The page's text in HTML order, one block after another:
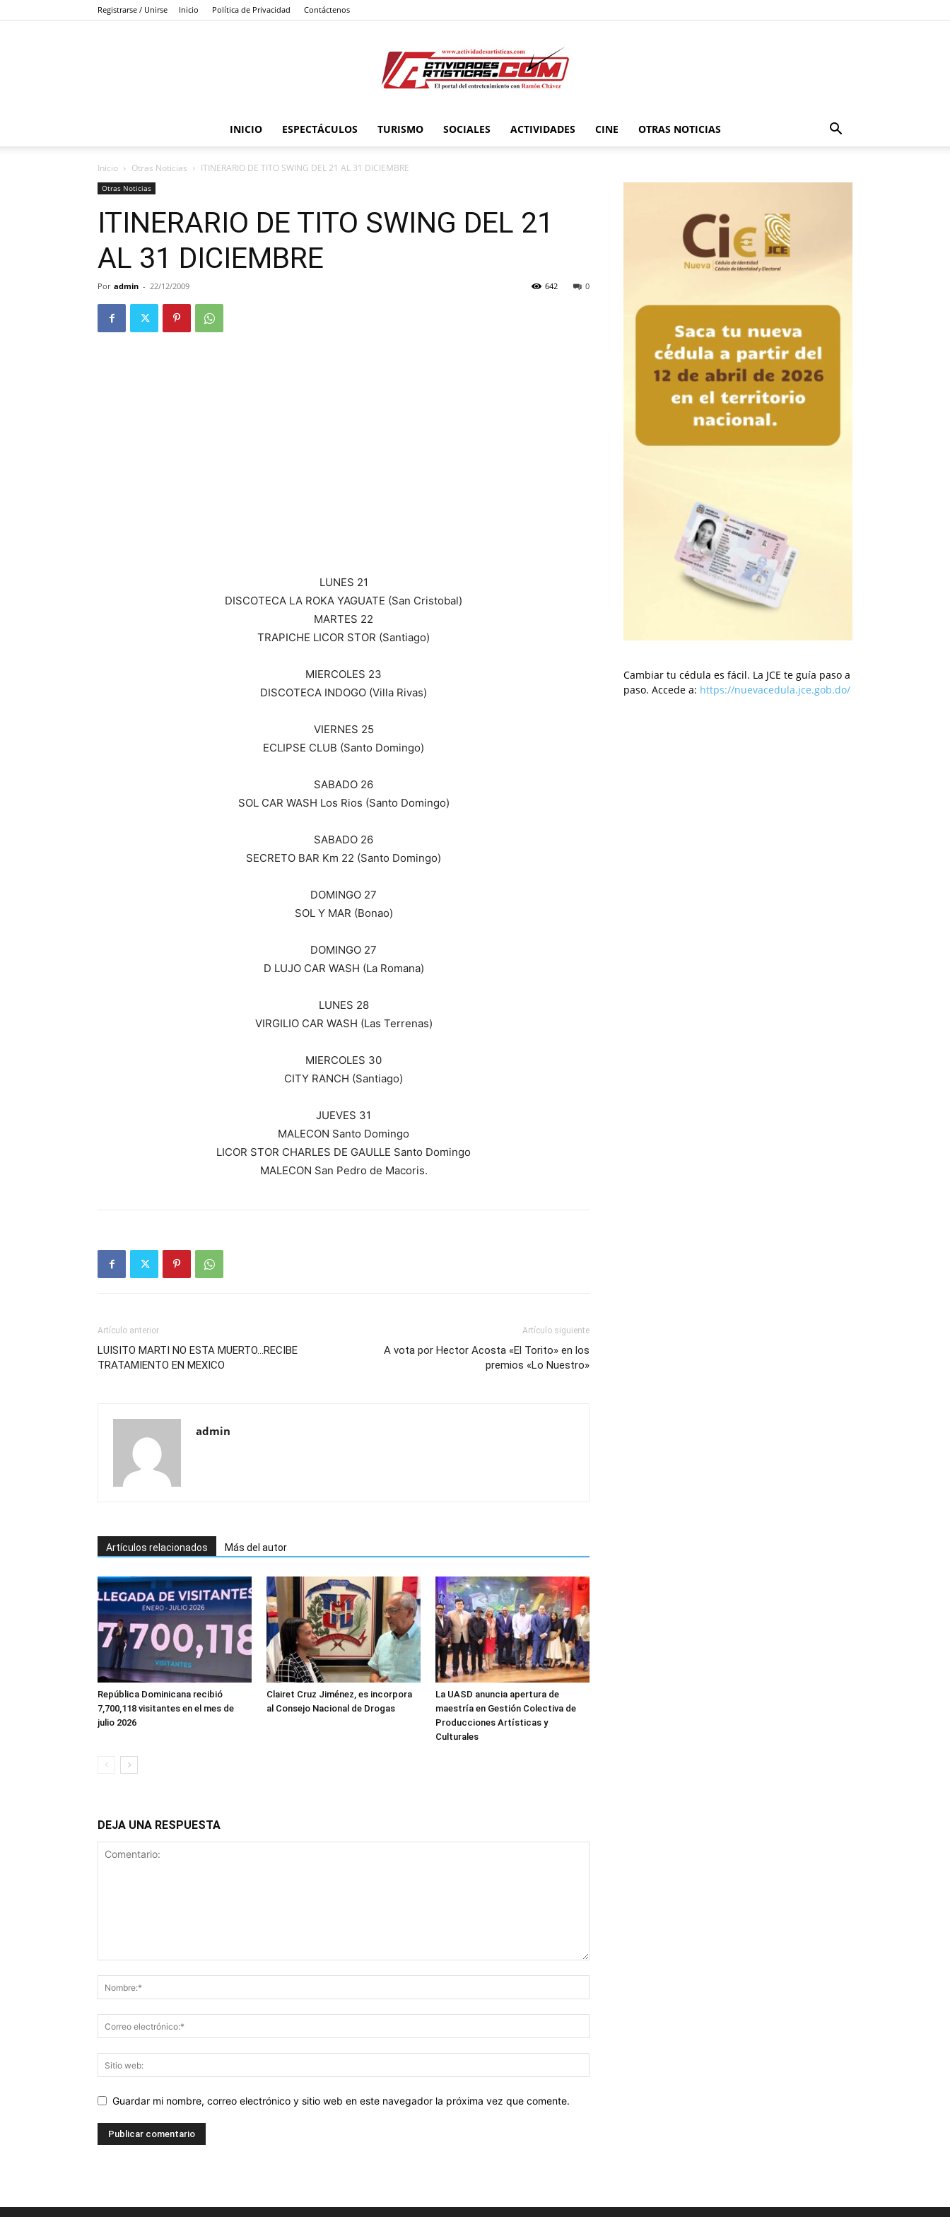
Registrarse / Unirse Inicio Política de Privacidad Contáctenos
Actividadesartisticas.com
INICIO ESPECTÁCULOS TURISMO SOCIALES ACTIVIDADES CINE OTRAS NOTICIAS
Inicio Otras Noticias ITINERARIO DE TITO SWING DEL 21 AL 31 DICIEMBRE
Otras Noticias
ITINERARIO DE TITO SWING DEL 21
AL 31 DICIEMBRE
Por admin - 22/12/2009 0
642
LUNES 21
DISCOTECA LA ROKA YAGUATE (San Cristobal)
MARTES 22
TRAPICHE LICOR STOR (Santiago)
MIERCOLES 23
DISCOTECA INDOGO (Villa Rivas)
VIERNES 25
ECLIPSE CLUB (Santo Domingo)
SABADO 26
SOL CAR WASH Los Rios (Santo Domingo)
SABADO 26
SECRETO BAR Km 22 (Santo Domingo)
DOMINGO 27
SOL Y MAR (Bonao)
DOMINGO 27
D LUJO CAR WASH (La Romana)
LUNES 28
VIRGILIO CAR WASH (Las Terrenas)
MIERCOLES 30
CITY RANCH (Santiago)
JUEVES 31
MALECON Santo Domingo
LICOR STOR CHARLES DE GAULLE Santo Domingo
MALECON San Pedro de Macoris.
Artículo anterior
LUISITO MARTI NO ESTA MUERTO…RECIBE
TRATAMIENTO EN MEXICO
Artículo siguiente
A vota por Hector Acosta «El Torito» en los
premios «Lo Nuestro‏»
admin
Artículos relacionados Más del autor
República Dominicana recibió
7,700,118 visitantes en el mes de
julio 2026
Clairet Cruz Jiménez, es incorpora
al Consejo Nacional de Drogas
La UASD anuncia apertura de
maestría en Gestión Colectiva de
Producciones Artísticas y
Culturales
DEJA UNA RESPUESTA
Guardar mi nombre, correo electrónico y sitio web en este navegador la próxima vez que comente.
Cambiar tu cédula es fácil. La JCE te guía paso a
paso. Accede a: https://nuevacedula.jce.gob.do/